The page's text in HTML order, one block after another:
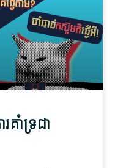
គាំទ្រ​ជា​